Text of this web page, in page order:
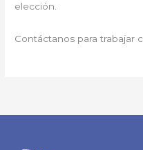
elección.
Contáctanos para trabajar